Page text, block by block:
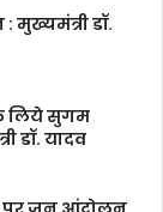
मुख्यमंत्री डॉ.
लिये सुगम
डॉ. यादव